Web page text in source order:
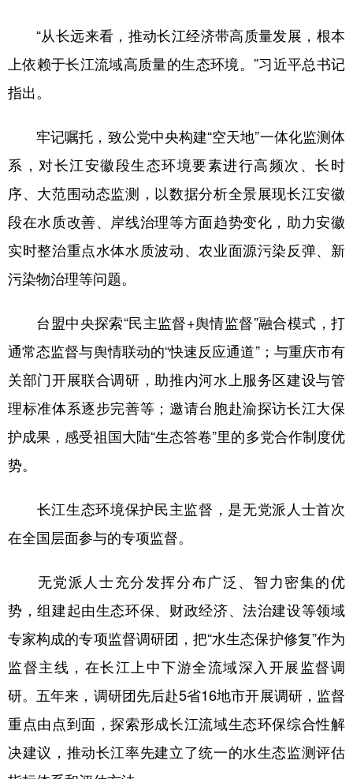
“从长远来看，推动长江经济带高质量发展，根本
上依赖于长江流域高质量的生态环境。”习近平总书记
指出。
牢记嘱托，致公党中央构建“空天地”一体化监测体
系，对长江安徽段生态环境要素进行高频次、长时
序、大范围动态监测，以数据分析全景展现长江安徽
段在水质改善、岸线治理等方面趋势变化，助力安徽
实时整治重点水体水质波动、农业面源污染反弹、新
污染物治理等问题。
台盟中央探索“民主监督+舆情监督”融合模式，打
通常态监督与舆情联动的“快速反应通道”；与重庆市有
关部门开展联合调研，助推内河水上服务区建设与管
理标准体系逐步完善等；邀请台胞赴渝探访长江大保
护成果，感受祖国大陆“生态答卷”里的多党合作制度优
势。
长江生态环境保护民主监督，是无党派人士首次
在全国层面参与的专项监督。
无党派人士充分发挥分布广泛、智力密集的优
势，组建起由生态环保、财政经济、法治建设等领域
专家构成的专项监督调研团，把“水生态保护修复”作为
监督主线，在长江上中下游全流域深入开展监督调
研。五年来，调研团先后赴5省16地市开展调研，监督
重点由点到面，探索形成长江流域生态环保综合性解
决建议，推动长江率先建立了统一的水生态监测评估